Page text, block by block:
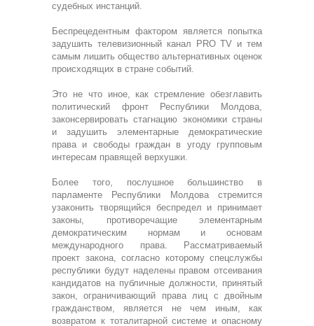
судебных инстанций.
Беспрецедентным фактором является попытка
задушить телевизионный канал PRO TV и тем
самым лишить общество альтернативных оценок
происходящих в стране событий.
Это не что иное, как стремление обезглавить
политический фронт Республики Молдова,
законсервировать стагнацию экономики страны
и задушить элементарные демократические
права и свободы граждан в угоду групповым
интересам правящей верхушки.
Более того, послушное большинство в
парламенте Республики Молдова стремится
узаконить творящийся беспредел и принимает
законы, противоречащие элементарным
демократическим нормам и основам
международного права. Рассматриваемый
проект закона, согласно которому спецслужбы
республики будут наделены правом отсеивания
кандидатов на публичные должности, принятый
закон, ограничивающий права лиц с двойным
гражданством, является не чем иным, как
возвратом к тоталитарной системе и опасному